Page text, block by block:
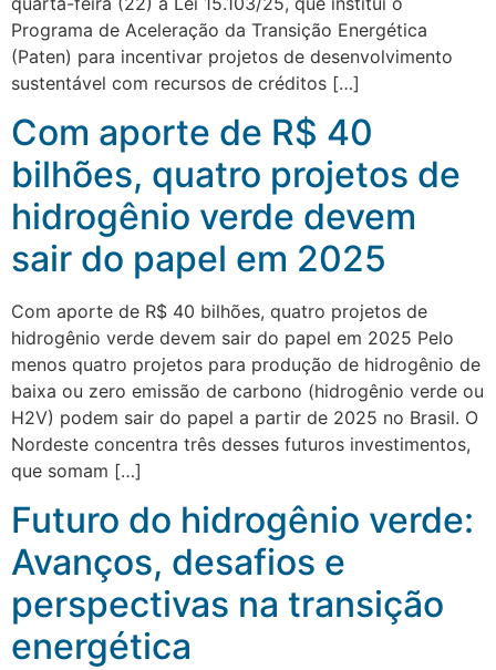
Programa de Aceleração da Transição Energética
(Paten) para incentivar projetos de desenvolvimento
sustentável com recursos de créditos […]
Com aporte de R$ 40
bilhões, quatro projetos de
hidrogênio verde devem
sair do papel em 2025
Com aporte de R$ 40 bilhões, quatro projetos de
hidrogênio verde devem sair do papel em 2025 Pelo
menos quatro projetos para produção de hidrogênio de
baixa ou zero emissão de carbono (hidrogênio verde ou
H2V) podem sair do papel a partir de 2025 no Brasil. O
Nordeste concentra três desses futuros investimentos,
que somam […]
Futuro do hidrogênio verde:
Avanços, desafios e
perspectivas na transição
energética